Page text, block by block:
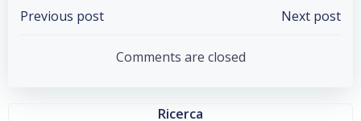
Post
navigation
Previous post
navigation
Next post
Comments are closed
Ricerca